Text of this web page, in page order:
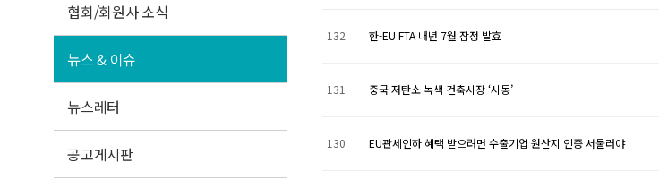
협회/회원사 소식
뉴스 & 이슈
뉴스레터
공고게시판
132 한-EU FTA 내년 7월 잠정 발효
131 중국 저탄소 녹색 건축시장 ‘시동’
130 EU관세인하 혜택 받으려면 수출기업 원산지 인증 서둘러야